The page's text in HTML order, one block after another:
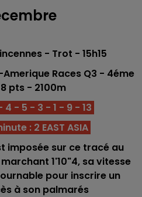
- Trot - 15h15
Races Q3 - 4éme
pts - 2100m
4 - 5 - 3 - 1 - 9 - 13
: 2 EAST ASIA
imposée sur ce tracé au
1'10"4, sa vitesse
pour inscrire un
à son palmarés